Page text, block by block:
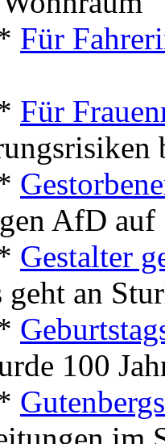
Für
Für
AfD auf
Gestalter
geht an
100